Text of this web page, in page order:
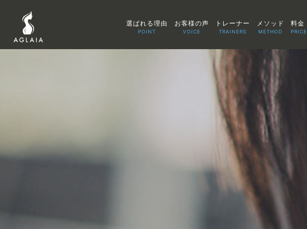
選ばれる理由
POINT
お客様の声
VOICE
トレーナー
TRAINERS
メソッド
METHOD
料金
PRICE